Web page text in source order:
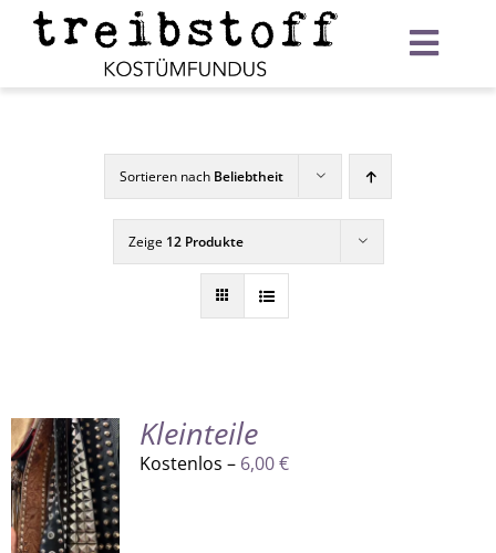
Inhalt
Sortieren nach Beliebtheit
Zeige 12 Produkte
Kleinteile
Kostenlos – 6,00€